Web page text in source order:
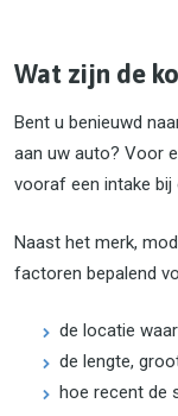
Wat zijn de
Bent u benieuwd
aan uw auto? Voor
vooraf een intake bij
Naast het merk,
factoren bepalend
de locatie
de lengte,
hoe recent de